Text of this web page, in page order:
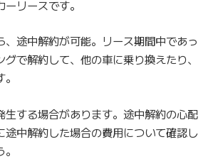
リースです。
、途中解約が可能。リース期間中であっ
で解約して、他の車に乗り換えたり、
生する場合があります。途中解約の心配
途中解約した場合の費用について確認し